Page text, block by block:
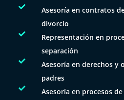

Asesoría en contratos
divorcio

Representación en
separación

Asesoría en derechos y
padres

Asesoría en procesos